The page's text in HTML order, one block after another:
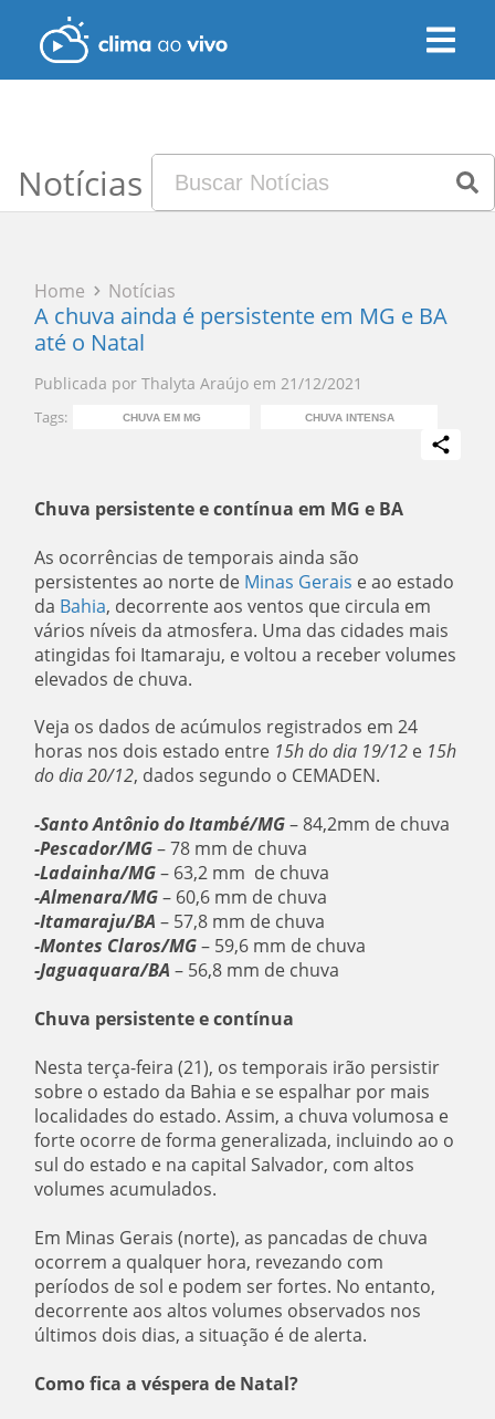
Notícias
Home Notícias
A chuva ainda é persistente em MG e BA
até o Natal
Publicada por Thalyta Araújo em 21/12/2021
Tags: CHUVA EM MG CHUVA INTENSA
Chuva persistente e contínua em MG e BA
As ocorrências de temporais ainda são
persistentes ao norte de Minas Gerais e ao estado
da Bahia, decorrente aos ventos que circula em
vários níveis da atmosfera. Uma das cidades mais
atingidas foi Itamaraju, e voltou a receber volumes
elevados de chuva.
Veja os dados de acúmulos registrados em 24
horas nos dois estado entre 15h do dia 19/12 e 15h
do dia 20/12, dados segundo o CEMADEN.
-Santo Antônio do Itambé/MG– 84,2mm de chuva
-Pescador/MG– 78 mm de chuva
-Ladainha/MG– 63,2 mm de chuva
-Almenara/MG– 60,6 mm de chuva
-Itamaraju/BA – 57,8 mm de chuva
-Montes Claros/MG– 59,6 mm de chuva
-Jaguaquara/BA – 56,8 mm de chuva
Chuva persistente e contínua
Nesta terça-feira (21), os temporais irão persistir
sobre o estado da Bahia e se espalhar por mais
localidades do estado. Assim, a chuva volumosa e
forte ocorre de forma generalizada, incluindo ao o
sul do estado e na capital Salvador, com altos
volumes acumulados.
Em Minas Gerais (norte), as pancadas de chuva
ocorrem a qualquer hora, revezando com
períodos de sol e podem ser fortes. No entanto,
decorrente aos altos volumes observados nos
últimos dois dias, a situação é de alerta.
Como fica a véspera de Natal?